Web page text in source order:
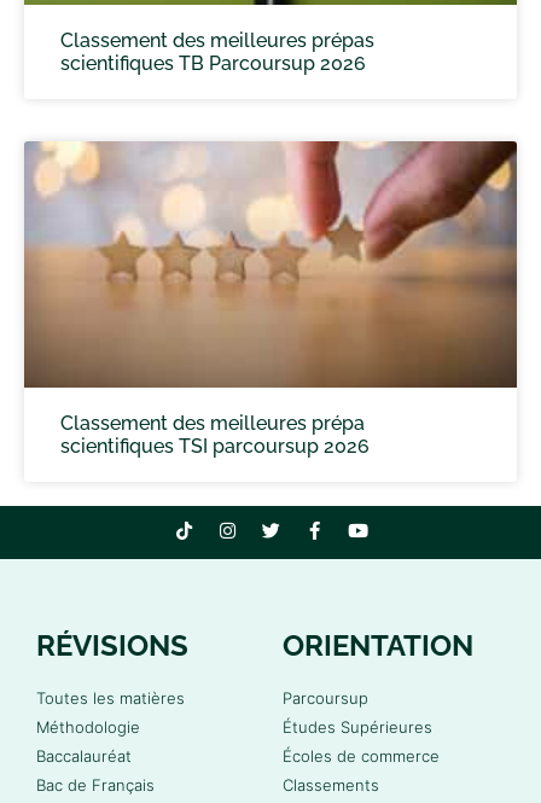
Classement des meilleures prépas
scientifiques TB Parcoursup 2026
Classement des meilleures prépa
scientifiques TSI parcoursup 2026
RÉVISIONS
Toutes les matières
Méthodologie
Baccalauréat
Bac de Français
ORIENTATION
Parcoursup
Études Supérieures
Écoles de commerce
Classements